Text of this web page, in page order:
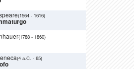
(1564 - 1616)
(1788 - 1860)
(4 a.C. - 65)